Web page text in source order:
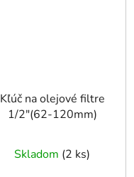
Kľúč na olejové filtre
1/2"(62-120mm)
Skladom (2 ks)